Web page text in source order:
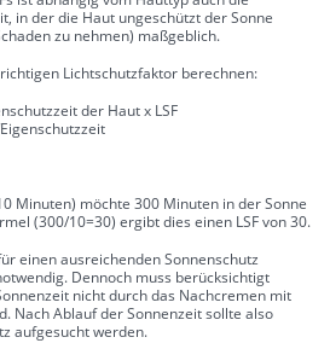
in der die Haut ungeschützt der Sonne
zu nehmen) maßgeblich.
Lichtschutzfaktor berechnen:
der Haut x LSF
Minuten) möchte 300 Minuten in der Sonne
(300/10=30) ergibt dies einen LSF von 30.
einen ausreichenden Sonnenschutz
Dennoch muss berücksichtigt
nicht durch das Nachcremen mit
Nach Ablauf der Sonnenzeit sollte also
aufgesucht werden.